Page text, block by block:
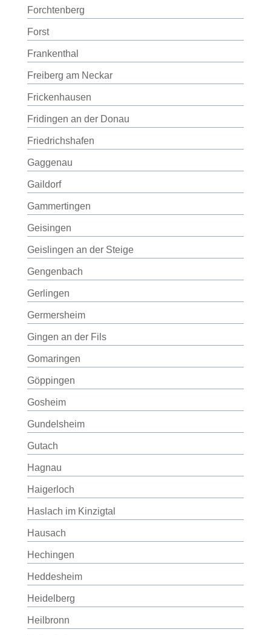
Forchtenberg
Forst
Frankenthal
Freiberg am Neckar
Frickenhausen
Fridingen an der Donau
Friedrichshafen
Gaggenau
Gaildorf
Gammertingen
Geisingen
Geislingen an der Steige
Gengenbach
Gerlingen
Germersheim
Gingen an der Fils
Gomaringen
Göppingen
Gosheim
Gundelsheim
Gutach
Hagnau
Haigerloch
Haslach im Kinzigtal
Hausach
Hechingen
Heddesheim
Heidelberg
Heilbronn